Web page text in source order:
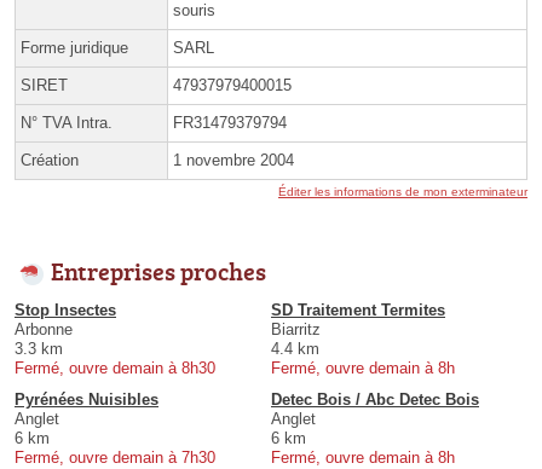
souris
Forme juridique SARL
SIRET 47937979400015
N° TVA Intra. FR31479379794
Création 1 novembre 2004
Éditer les informations de mon exterminateur
Entreprises proches
Stop Insectes
Arbonne
3.3 km
Fermé, ouvre demain à 8h30
SD Traitement Termites
Biarritz
4.4 km
Fermé, ouvre demain à 8h
Pyrénées Nuisibles
Anglet
6 km
Fermé, ouvre demain à 7h30
Detec Bois / Abc Detec Bois
Anglet
6 km
Fermé, ouvre demain à 8h